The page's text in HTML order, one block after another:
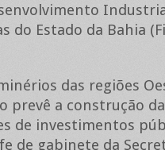
do Estado da Bahia
das regiões
prevê a construção da
de investimentos
de gabinete da